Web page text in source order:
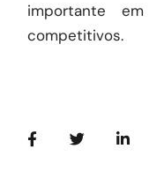
importante
competitivos.